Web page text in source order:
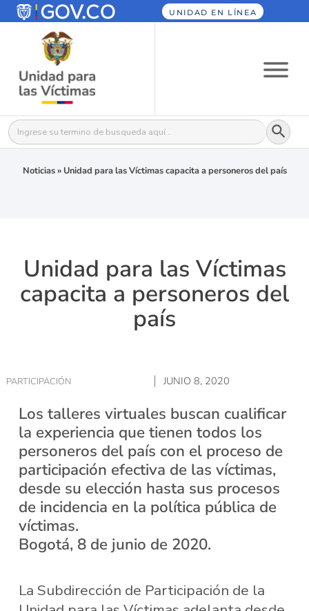
UNIDAD EN LÍNEA
Buscar: Botón
Noticias» Unidad para las Víctimas capacita a personeros del país
Unidad para las Víctimas
capacita a personeros del
país
PARTICIPACIÓN JUNIO 8, 2020
Los talleres virtuales buscan cualificar
la experiencia que tienen todos los
personeros del país con el proceso de
participación efectiva de las víctimas,
desde su elección hasta sus procesos
de incidencia en la política pública de
víctimas.
Bogotá, 8 de junio de 2020.
La Subdirección de Participación de la